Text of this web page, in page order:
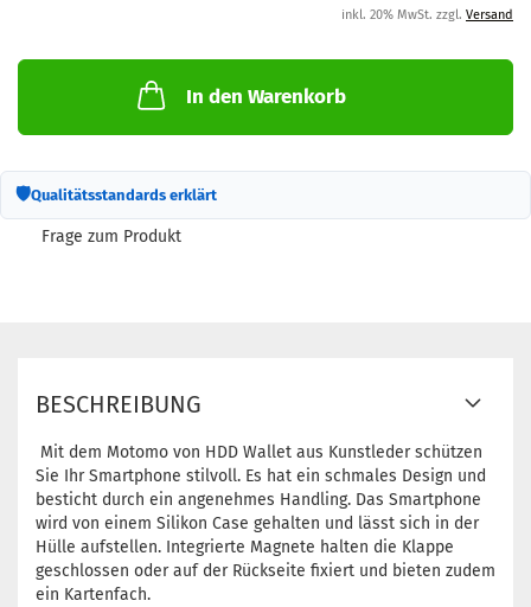
inkl. 20% MwSt. zzgl. Versand
In den Warenkorb
🛡Qualitätsstandards erklärt
Frage zum Produkt
BESCHREIBUNG
Mit dem Motomo von HDD Wallet aus Kunstleder schützen
Sie Ihr Smartphone stilvoll. Es hat ein schmales Design und
besticht durch ein angenehmes Handling. Das Smartphone
wird von einem Silikon Case gehalten und lässt sich in der
Hülle aufstellen. Integrierte Magnete halten die Klappe
geschlossen oder auf der Rückseite fixiert und bieten zudem
ein Kartenfach.